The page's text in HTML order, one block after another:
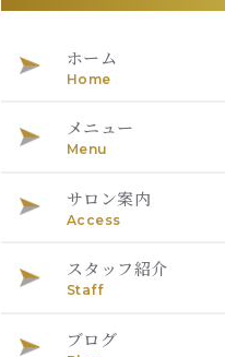
ホーム
Home
メニュー
Menu
サロン案内
Access
スタッフ紹介
Staff
ブログ